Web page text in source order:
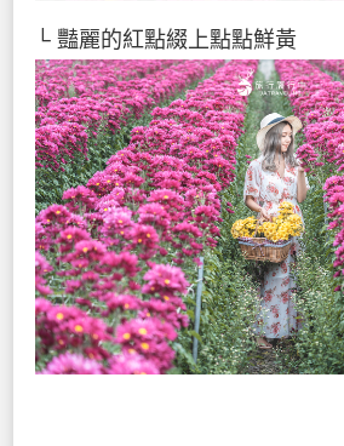
└ 豔麗的紅點綴上點點鮮黃